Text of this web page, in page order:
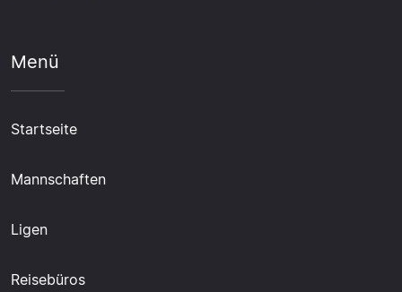
Menü
Startseite
Mannschaften
Ligen
Reisebüros